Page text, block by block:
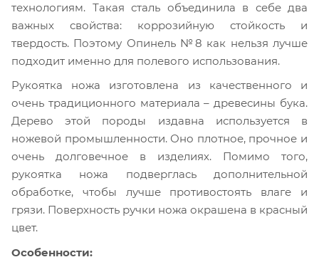
технологиям. Такая сталь объединила в себе два
важных свойства: коррозийную стойкость и
твердость. Поэтому Опинель №8 как нельзя лучше
подходит именно для полевого использования.
Рукоятка ножа изготовлена из качественного и
очень традиционного материала – древесины бука.
Дерево этой породы издавна используется в
ножевой промышленности. Оно плотное, прочное и
очень долговечное в изделиях. Помимо того,
рукоятка ножа подверглась дополнительной
обработке, чтобы лучше противостоять влаге и
грязи. Поверхность ручки ножа окрашена в красный
цвет.
Особенности: